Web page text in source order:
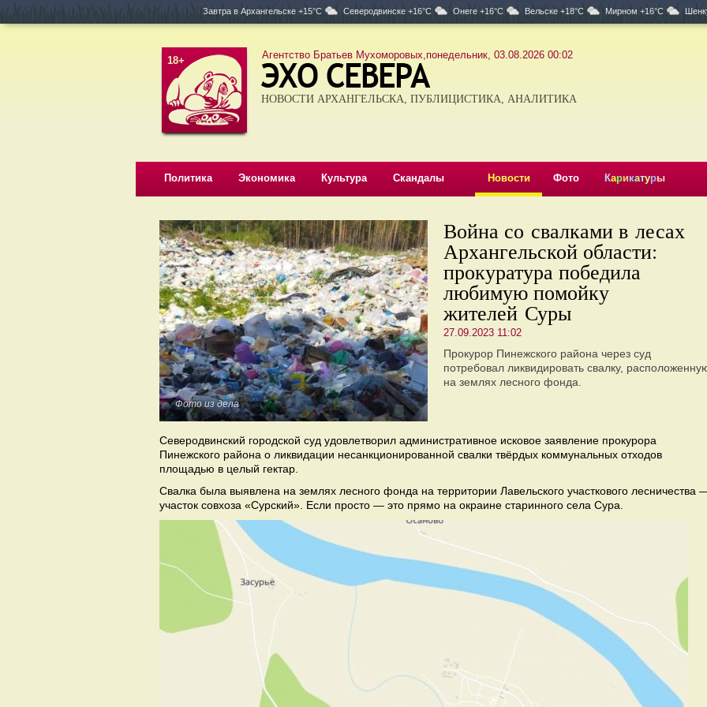
Завтра в Архангельске +15°C Северодвинске +16°C Онеге +16°C Вельске +18°C Мирном +16°C
18+ Агентство Братьев Мухоморовых,понедельник, 03.08.2026 00:02
НОВОСТИ АРХАНГЕЛЬСКА, ПУБЛИЦИСТИКА, АНАЛИТИКА
Политика Экономика Культура Скандалы Новости Фото Карикатуры
Фото из дела
Война со свалками в лесах
Архангельской области:
прокуратура победила
любимую помойку
жителей Суры
27.09.2023 11:02
Прокурор Пинежского района через суд
потребовал ликвидировать свалку,
на землях лесного фонда.
Северодвинский городской суд удовлетворил административное исковое заявление прокурора
Пинежского района о ликвидации несанкционированной свалки твёрдых коммунальных отходов
площадью в целый гектар.
Свалка была выявлена на землях лесного фонда на территории Лавельского участкового лесничества
участок совхоза «Сурский». Если просто — это прямо на окраине старинного села Сура.